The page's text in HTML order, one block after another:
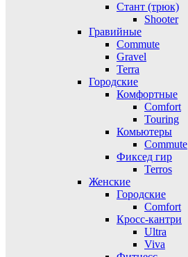
Стант (трюк)
Shooter
Гравийные
Commute
Gravel
Terra
Городские
Комфортные
Comfort
Touring
Комьютеры
Commute
Фиксед гир
Terros
Женские
Городские
Comfort
Кросс-кантри
Ultra
Viva